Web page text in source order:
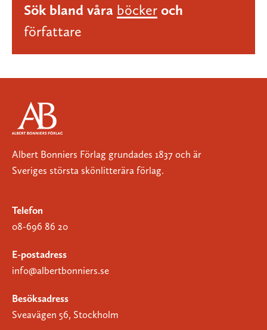
Sök bland våra böcker och
författare
Albert Bonniers Förlag grundades 1837 och är
Sveriges största skönlitterära förlag.
Telefon
08-696 86 20
E-postadress
info@albertbonniers.se
Besöksadress
Sveavägen 56, Stockholm